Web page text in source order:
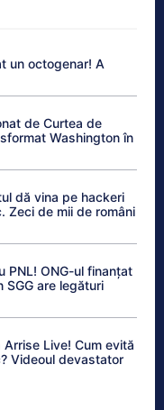
un octogenar! A
de Curtea de
Washington în
dă vina pe hackeri
Zeci de mii de români
PNL! ONG-ul finanțat
SGG are legături
Live! Cum evită
Videoul devastator